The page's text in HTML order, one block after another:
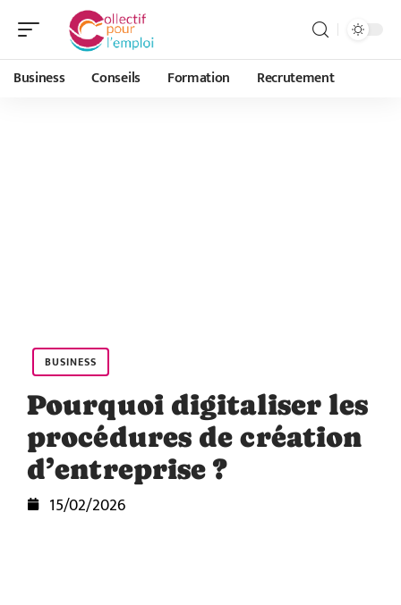
Business Conseils Formation Recrutement
BUSINESS
Pourquoi digitaliser les
procédures de création
d’entreprise ?
15/02/2026